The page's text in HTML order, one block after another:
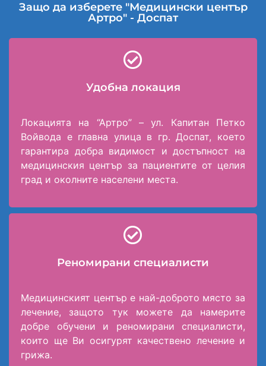
Защо да изберете "Медицински център
Артро" - Доспат
Удобна локация
Локацията на “Артро” – ул. Капитан Петко
Войвода е главна улица в гр. Доспат, което
гарантира добра видимост и достъпност на
медицинския център за пациентите от целия
град и околните населени места.
Реномирани специалисти
Медицинският център е най-доброто място за
лечение, защото тук можете да намерите
добре обучени и реномирани специалисти,
които ще Ви осигурят качествено лечение и
грижа.